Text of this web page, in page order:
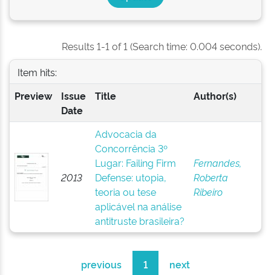
Results 1-1 of 1 (Search time: 0.004 seconds).
Item hits:
Preview
Issue
Date
Title Author(s)
2013
Advocacia da
Concorrência 3º
Lugar: Failing Firm
Defense: utopia,
teoria ou tese
aplicável na análise
antitruste brasileira?
Fernandes,
Roberta
Ribeiro
previous 1 next